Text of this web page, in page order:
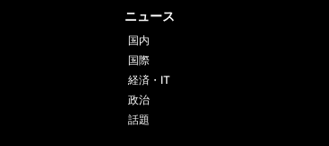
ニュース
国内
国際
経済・IT
政治
話題